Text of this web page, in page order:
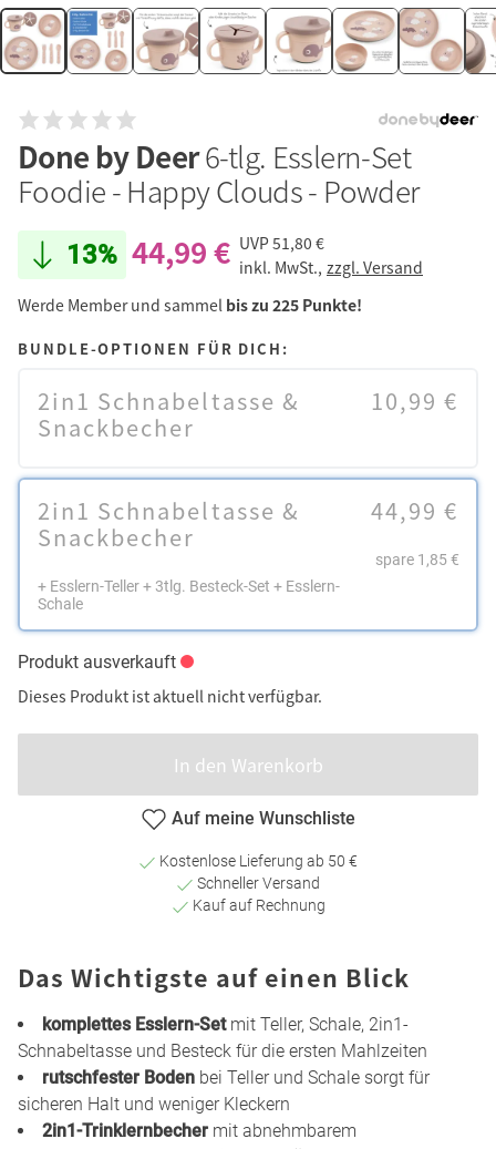
Done by Deer6-tlg. Esslern-Set
Foodie - Happy Clouds - Powder
13% 44,99 € UVP51,80 €
inkl. MwSt., zzgl. Versand
Werde Member und sammel bis zu 225 Punkte!
BUNDLE-OPTIONEN FÜR DICH:
2in1 Schnabeltasse &
Snackbecher
10,99 €
2in1 Schnabeltasse &
Snackbecher
+ Esslern-Teller + 3tlg. Besteck-Set + Esslern-
Schale
44,99 €
spare 1,85 €
Produkt ausverkauft
Dieses Produkt ist aktuell nicht verfügbar.
In den Warenkorb
Auf meine Wunschliste
Kostenlose Lieferung ab 50 €
Schneller Versand
Kauf auf Rechnung
Das Wichtigste auf einen Blick
komplettes Esslern-Setmit Teller, Schale, 2in1-
Schnabeltasse und Besteck für die ersten Mahlzeiten
rutschfester Boden bei Teller und Schale sorgt für
sicheren Halt und weniger Kleckern
2in1-Trinklernbecher mit abnehmbarem